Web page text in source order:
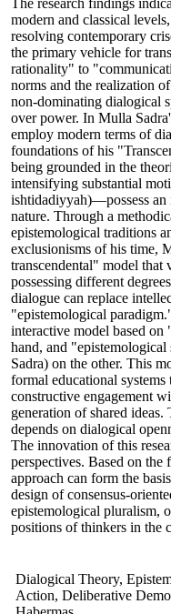
modern and classical
resolving contemporary
the primary vehicle for
rationality" to
norms and the realization
non-dominating dialogical
over power. In Mulla
employ modern terms of
foundations of his
being grounded in the
intensifying substantial
ishtidadiyyah)—possess
nature. Through a
epistemological traditions
exclusionisms of his time,
transcendental" model that
possessing different
dialogue can replace
"epistemological
interactive model based
hand, and
Sadra) on the other. This
formal educational
constructive engagement
generation of shared
depends on dialogical
The innovation of this
perspectives. Based on
approach can form the
design of consensus-
epistemological pluralism,
positions of thinkers in the
Dialogical Theory,
Action, ‎Deliberative